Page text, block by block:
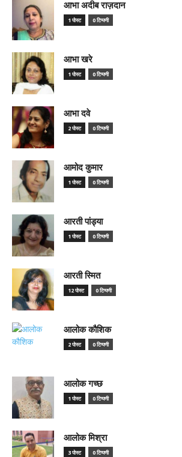
आभा अदीब राज़दान
1 पोस्ट 0 टिप्पणी
आभा खरे
1 पोस्ट 0 टिप्पणी
आभा दवे
2 पोस्ट 0 टिप्पणी
आमोद कुमार
1 पोस्ट 0 टिप्पणी
आरती पांड्या
1 पोस्ट 0 टिप्पणी
आरती स्मित
12 पोस्ट 0 टिप्पणी
आलोक कौशिक
2 पोस्ट 0 टिप्पणी
आलोक गच्छ
1 पोस्ट 0 टिप्पणी
आलोक मिश्रा
3 पोस्ट 0 टिप्पणी